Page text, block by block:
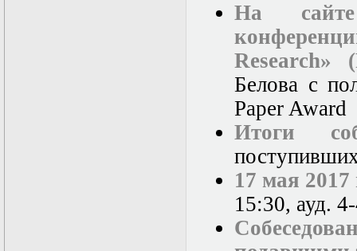
На
Research»
Белова с
Paper Award
Итоги
17 мая 2017
15:30, ауд.